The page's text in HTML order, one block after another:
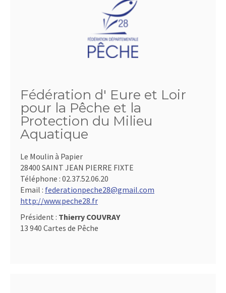
Fédération d' Eure et Loir
pour la Pêche et la
Protection du Milieu
Aquatique
Le Moulin à Papier
28400 SAINT JEAN PIERRE FIXTE
Téléphone : 02.37.52.06.20
Email : federationpeche28@gmail.com
http://www.peche28.fr
Président : Thierry COUVRAY
13 940 Cartes de Pêche